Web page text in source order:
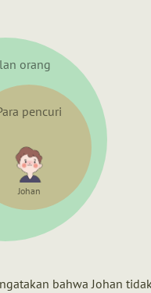
orang
pencuri
Johan
bahwa Johan